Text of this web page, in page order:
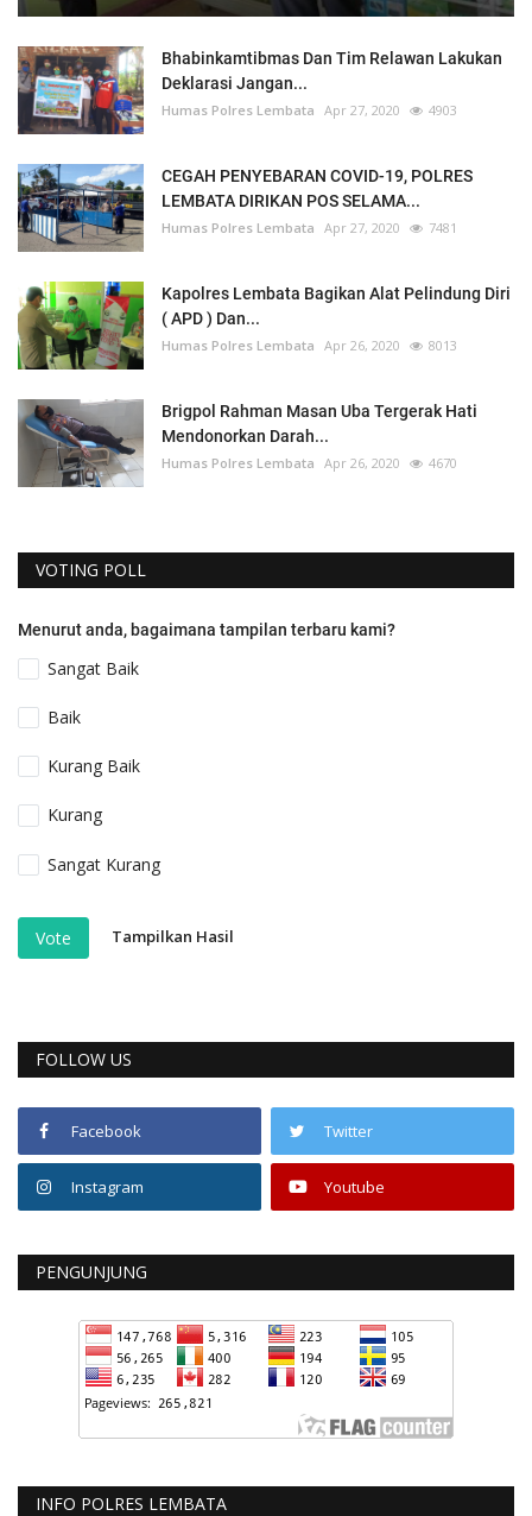
Bhabinkamtibmas Dan Tim Relawan Lakukan
Deklarasi Jangan...
Humas Polres Lembata Apr 27, 2020 4903
CEGAH PENYEBARAN COVID-19, POLRES
LEMBATA DIRIKAN POS SELAMA...
Humas Polres Lembata Apr 27, 2020 7481
Kapolres Lembata Bagikan Alat Pelindung Diri
( APD ) Dan...
Humas Polres Lembata Apr 26, 2020 8013
Brigpol Rahman Masan Uba Tergerak Hati
Mendonorkan Darah...
Humas Polres Lembata Apr 26, 2020 4670
VOTING POLL
Menurut anda, bagaimana tampilan terbaru kami?
Sangat Baik
Baik
Kurang Baik
Kurang
Sangat Kurang
Vote Tampilkan Hasil
FOLLOW US
Facebook Twitter
Instagram Youtube
PENGUNJUNG
INFO POLRES LEMBATA